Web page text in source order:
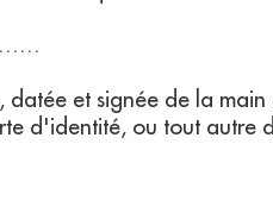
et signée de la
d'identité, ou tout autre